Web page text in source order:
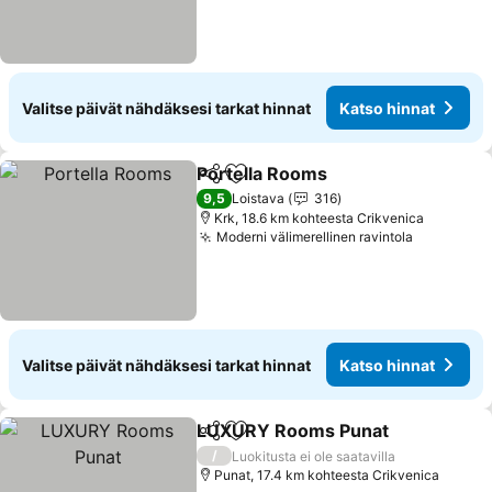
Valitse päivät nähdäksesi tarkat hinnat Katso hinnat
Jaa Lisää suosikkeihin
Portella Rooms
9,5 Loistava
316
Krk, 18.6 km kohteesta Crikvenica
Moderni välimerellinen ravintola
Valitse päivät nähdäksesi tarkat hinnat Katso hinnat
Jaa Lisää suosikkeihin
LUXURY Rooms Punat
/
Luokitusta ei ole saatavilla
Punat, 17.4 km kohteesta Crikvenica